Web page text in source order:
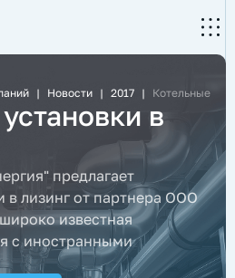
| Новости | 2017 | Котельные
в
предлагает
в лизинг от партнера ООО
известная
с иностранными